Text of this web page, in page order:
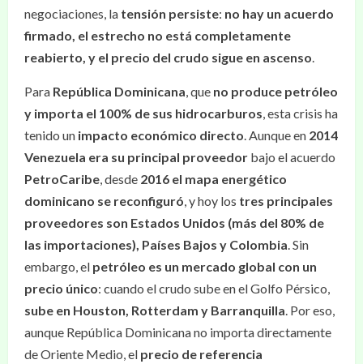
negociaciones, la tensión persiste: no hay un acuerdo
firmado, el estrecho no está completamente
reabierto, y el precio del crudo sigue en ascenso.
Para República Dominicana, que no produce petróleo
y importa el 100% de sus hidrocarburos, esta crisis ha
tenido un impacto económico directo. Aunque en 2014
Venezuela era su principal proveedor bajo el acuerdo
PetroCaribe, desde 2016 el mapa energético
dominicano se reconfiguró, y hoy los tres principales
proveedores son Estados Unidos (más del 80% de
las importaciones), Países Bajos y Colombia. Sin
embargo, el petróleo es un mercado global con un
precio único: cuando el crudo sube en el Golfo Pérsico,
sube en Houston, Rotterdam y Barranquilla. Por eso,
aunque República Dominicana no importa directamente
de Oriente Medio, el precio de referencia